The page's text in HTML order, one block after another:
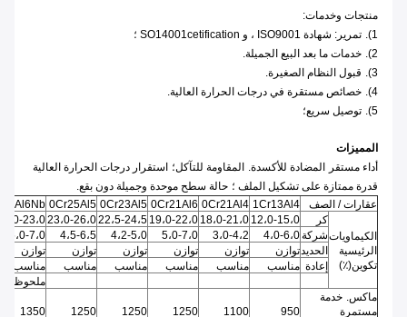
منتجات وخدمات:
1).
تمرير: شهادة ISO9001 ، و SO14001cetification ؛
2).
خدمات ما بعد البيع الجميلة.
3).
قبول النظام الصغيرة.
4).
خصائص مستقرة في درجات الحرارة العالية.
5).
توصيل سريع؛
المميزات
أداء مستقر
المضادة للأكسدة. المقاومة للتآكل؛
استقرار درجات الحرارة العالية
قدرة ممتازة على تشكيل الملف ؛ حالة سطح موحدة وجميلة دون بقع.
عقارات / الصف
1Cr13Al4
0Cr21Al4
0Cr21Al6
0Cr23Al5
0Cr25Al5
الكيماويات
الرئيسية
تكوين(٪)
كر 12،0-15،0 18،0-21،0 19،0-22،0 22،5-24،523،0-26،021،0-
شركة4،0-6،0 3،0-4،2 5،0-7،0 4،2-5،0 4،5-6،5
5،0-7،0
الحديدتوازن توازن توازن توازن توازن
توازن
إعادة مناسب مناسب مناسب مناسب مناسب
مناسب
ملحوظة: 0.5
ماكس. خدمة
مستمرة
950
1100
1250
1250
1250
1350